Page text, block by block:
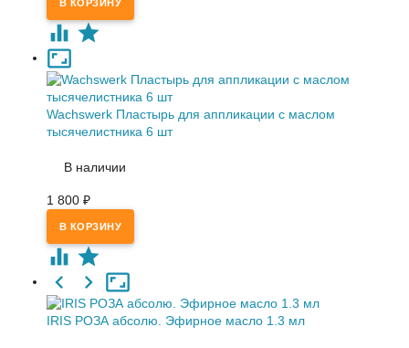
Wachswerk Пластырь для аппликации с маслом
тысячелистника 6 шт
В наличии
1 800 ₽
IRIS РОЗА абсолю. Эфирное масло 1.3 мл